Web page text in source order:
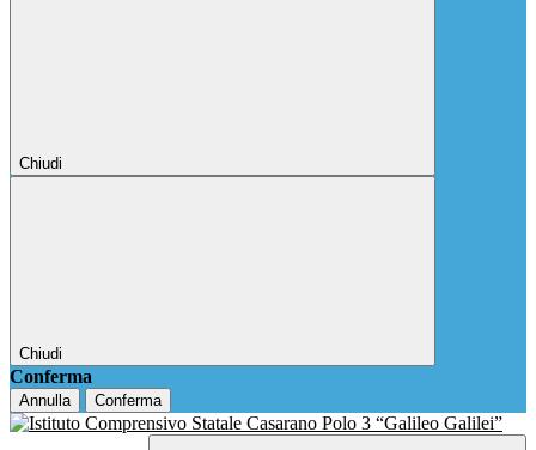
Chiudi
Chiudi
Conferma
Annulla Conferma